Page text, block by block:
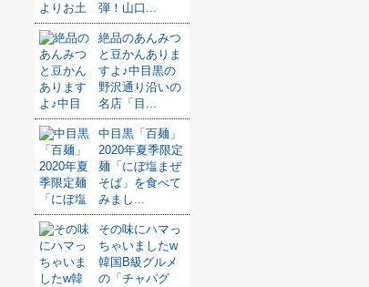
弾！山口...
絶品のあんみつ
と豆かんありま
すよ♪中目黒の
野沢通り沿いの
名店「目...
中目黒「百麺」
2020年夏季限定
麺「にぼ塩まぜ
そば」を食べて
みまし...
その味にハマっ
ちゃいましたw
韓国B級グルメ
の「チャパグ